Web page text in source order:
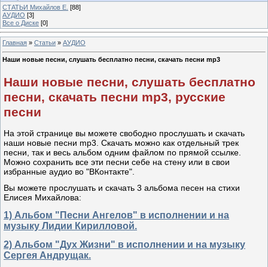
СТАТЬИ Михайлов Е. [88]
АУДИО [3]
Все о Диске [0]
Главная » Статьи » АУДИО
Наши новые песни, слушать бесплатно песни, скачать песни mp3
Наши новые песни, слушать бесплатно
песни, скачать песни mp3, русские
песни
На этой странице вы можете свободно прослушать и скачать
наши новые песни mp3. Скачать можно как отдельный трек
песни, так и весь альбом одним файлом по прямой ссылке.
Можно сохранить все эти песни себе на стену или в свои
избранные аудио во "ВКонтакте".
Вы можете прослушать и скачать 3 альбома песен на стихи
Елисея Михайлова:
1) Альбом "Песни Ангелов" в исполнении и на
музыку Лидии Кирилловой.
2) Альбом "Дух Жизни" в исполнении и на музыку
Сергея Андрущак.